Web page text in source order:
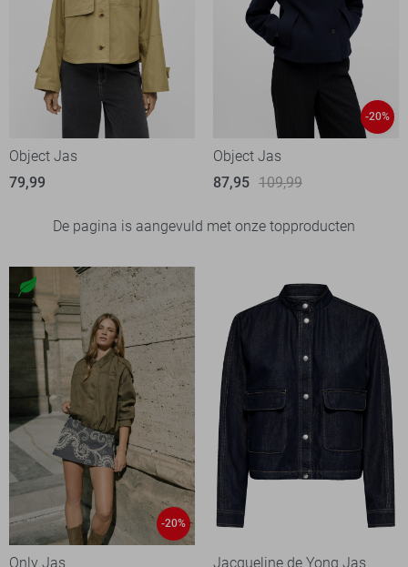
Object Jas
79,99
-20%
Object Jas
87,95 109,99
De pagina is aangevuld met onze topproducten
-20%
Only Jas
Jacqueline de Yong Jas